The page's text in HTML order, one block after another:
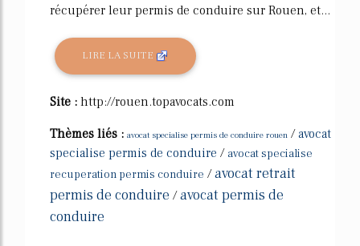
récupérer leur permis de conduire sur Rouen, et...
LIRE LA SUITE
Site : http://rouen.topavocats.com
Thèmes liés : avocat specialise permis de conduire rouen /avocat
specialise permis de conduire / avocat specialise
recuperation permis conduire /avocat retrait
permis de conduire /avocat permis de
conduire